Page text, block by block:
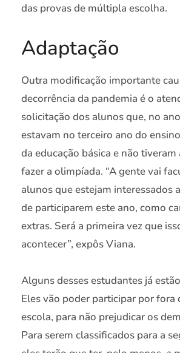
das provas de múltipla escolha.
Adaptação
Outra modificação importante
decorrência da pandemia é o
solicitação dos alunos que, no
estavam no terceiro ano do
da educação básica e não tiveram
fazer a olimpíada. “A gente vai
alunos que estejam interessados
de participarem este ano, como
extras. Será a primeira vez que
acontecer”, expôs Viana.
Alguns desses estudantes já
Eles vão poder participar por fora
escola, para não prejudicar os
Para serem classificados para a